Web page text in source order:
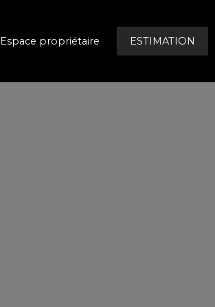
Espace propriétaire ESTIMATION